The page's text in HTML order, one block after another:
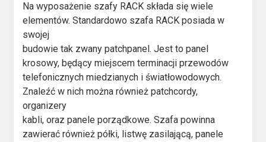
Na wyposażenie szafy RACK składa się wiele
elementów. Standardowo szafa RACK posiada w
swojej
budowie tak zwany patchpanel. Jest to panel
krosowy, będący miejscem terminacji przewodów
telefonicznych miedzianych i światłowodowych.
Znaleźć w nich można również patchcordy,
organizery
kabli, oraz panele porządkowe. Szafa powinna
zawierać również półki, listwę zasilającą, panele